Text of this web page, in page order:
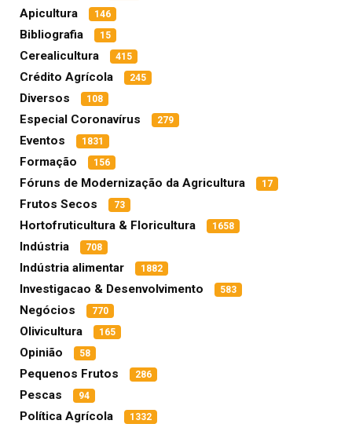
Apicultura 146
Bibliografia 15
Cerealicultura 415
Crédito Agrícola 245
Diversos 108
Especial Coronavírus 279
Eventos 1831
Formação 156
Fóruns de Modernização da Agricultura 17
Frutos Secos 73
Hortofruticultura & Floricultura 1658
Indústria 708
Indústria alimentar 1882
Investigacao & Desenvolvimento 583
Negócios 770
Olivicultura 165
Opinião 58
Pequenos Frutos 286
Pescas 94
Política Agrícola 1332